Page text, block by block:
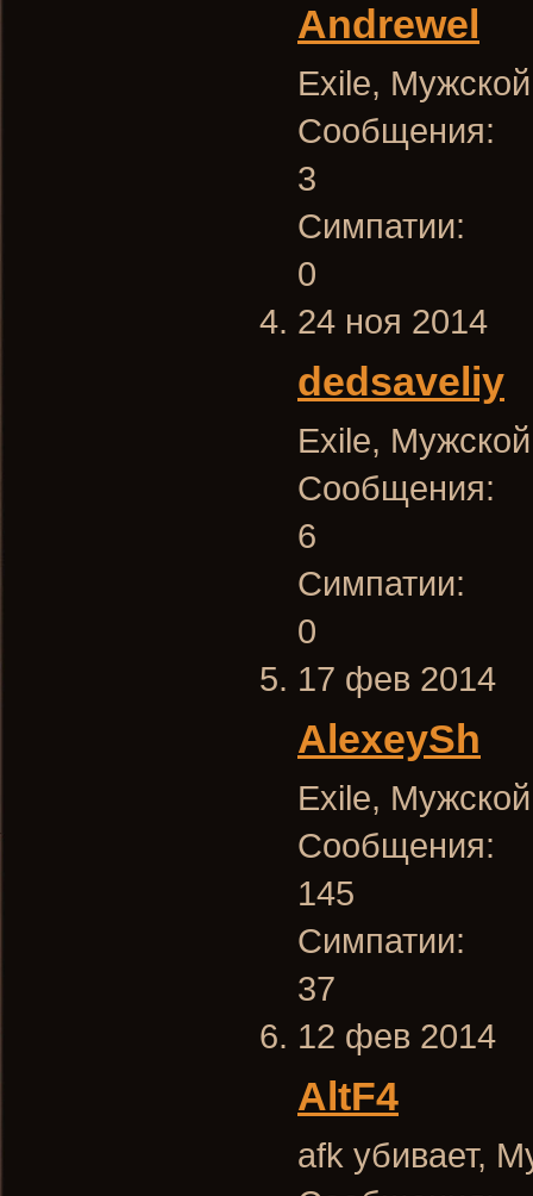
Andrewel
Exile, Мужской
Сообщения:
3
Симпатии:
0
24 ноя 2014
dedsaveliy
Exile, Мужской
Сообщения:
6
Симпатии:
0
17 фев 2014
AlexeySh
Exile,
Сообщения:
145
Симпатии:
37
12 фев 2014
AltF4
afk убивает,